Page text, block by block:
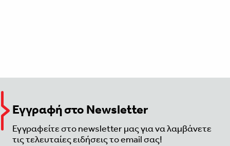
Εγγραφή στο Newsletter
Εγγραφείτε στο newsletter μας για να λαμβάνετε
τις τελευταίες ειδήσεις το email σας!